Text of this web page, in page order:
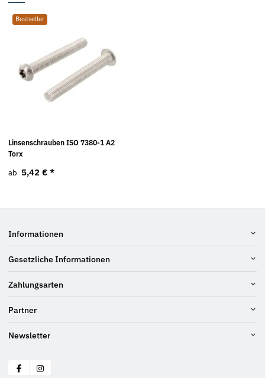
Bestseller
Linsenschrauben ISO 7380-1 A2
Torx
ab 5,42 € *
Informationen
Gesetzliche Informationen
Zahlungsarten
Partner
Newsletter